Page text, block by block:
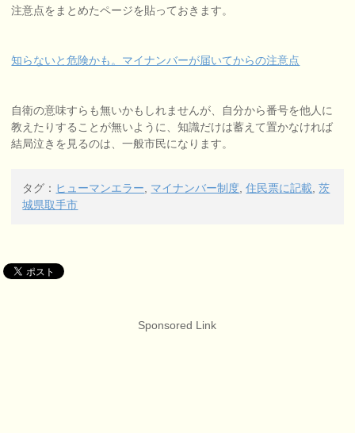
注意点をまとめたページを貼っておきます。
知らないと危険かも。マイナンバーが届いてからの注意点
自衛の意味すらも無いかもしれませんが、自分から番号を他人に
教えたりすることが無いように、知識だけは蓄えて置かなければ
結局泣きを見るのは、一般市民になります。
タグ： ヒューマンエラー マイナンバー制度 ,住民票に記載 ,茨
城県取手市
Sponsored Link